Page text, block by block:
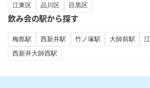
江東区
品川区 目黒区
飲み会の駅から探す
梅島駅 西新井駅 竹ノ塚駅 大師前駅
西新井大師西駅